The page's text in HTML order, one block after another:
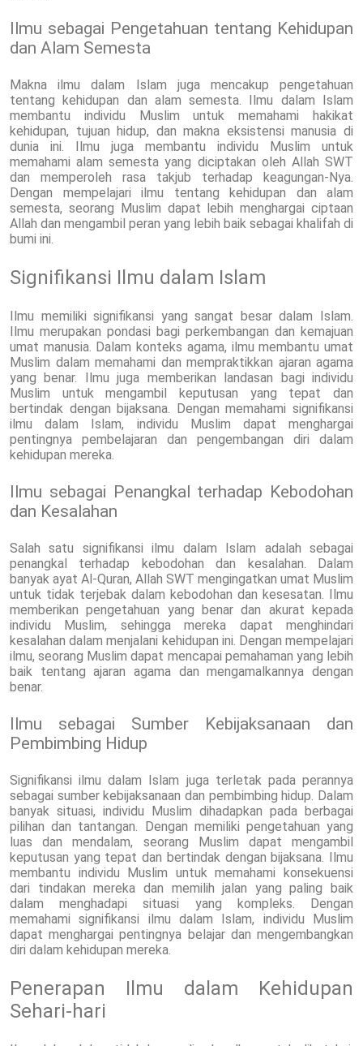
Ilmu sebagai Pengetahuan tentang Kehidupan
dan Alam Semesta
Makna ilmu dalam Islam juga mencakup pengetahuan
tentang kehidupan dan alam semesta. Ilmu dalam Islam
membantu individu Muslim untuk memahami hakikat
kehidupan, tujuan hidup, dan makna eksistensi manusia di
dunia ini. Ilmu juga membantu individu Muslim untuk
memahami alam semesta yang diciptakan oleh Allah SWT
dan memperoleh rasa takjub terhadap keagungan-Nya.
Dengan mempelajari ilmu tentang kehidupan dan alam
semesta, seorang Muslim dapat lebih menghargai ciptaan
Allah dan mengambil peran yang lebih baik sebagai khalifah di
bumi ini.
Signifikansi Ilmu dalam Islam
Ilmu memiliki signifikansi yang sangat besar dalam Islam.
Ilmu merupakan pondasi bagi perkembangan dan kemajuan
umat manusia. Dalam konteks agama, ilmu membantu umat
Muslim dalam memahami dan mempraktikkan ajaran agama
yang benar. Ilmu juga memberikan landasan bagi individu
Muslim untuk mengambil keputusan yang tepat dan
bertindak dengan bijaksana. Dengan memahami signifikansi
ilmu dalam Islam, individu Muslim dapat menghargai
pentingnya pembelajaran dan pengembangan diri dalam
kehidupan mereka.
Ilmu sebagai Penangkal terhadap Kebodohan
dan Kesalahan
Salah satu signifikansi ilmu dalam Islam adalah sebagai
penangkal terhadap kebodohan dan kesalahan. Dalam
banyak ayat Al-Quran, Allah SWT mengingatkan umat Muslim
untuk tidak terjebak dalam kebodohan dan kesesatan. Ilmu
memberikan pengetahuan yang benar dan akurat kepada
individu Muslim, sehingga mereka dapat menghindari
kesalahan dalam menjalani kehidupan ini. Dengan mempelajari
ilmu, seorang Muslim dapat mencapai pemahaman yang lebih
baik tentang ajaran agama dan mengamalkannya dengan
benar.
Ilmu sebagai Sumber Kebijaksanaan dan
Pembimbing Hidup
Signifikansi ilmu dalam Islam juga terletak pada perannya
sebagai sumber kebijaksanaan dan pembimbing hidup. Dalam
banyak situasi, individu Muslim dihadapkan pada berbagai
pilihan dan tantangan. Dengan memiliki pengetahuan yang
luas dan mendalam, seorang Muslim dapat mengambil
keputusan yang tepat dan bertindak dengan bijaksana. Ilmu
membantu individu Muslim untuk memahami konsekuensi
dari tindakan mereka dan memilih jalan yang paling baik
dalam menghadapi situasi yang kompleks. Dengan
memahami signifikansi ilmu dalam Islam, individu Muslim
dapat menghargai pentingnya belajar dan mengembangkan
diri dalam kehidupan mereka.
Penerapan Ilmu dalam Kehidupan
Sehari-hari